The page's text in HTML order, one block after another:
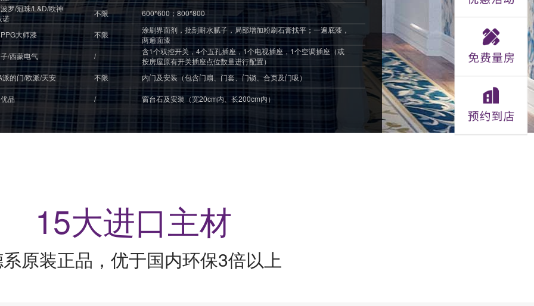
罗/冠珠/L&D/欧神
诺
不限 600*600；800*800
大师漆 不限
涂刷界面剂，批刮耐水腻子，局部增加粉刷石膏找平；一遍底漆，
两遍面漆
/西蒙电气
/
含1个双控开关，4个五孔插座，1个电视插座，1个空调插座（或
按房屋原有开关插座点位数量进行配置）
派的门/欧派/天安
不限 内门及安装（包含门扇、门套、门锁、合页及门吸）
品 / 窗台石及安装（宽20cm内、长200cm内）
15大进口主材
原装正品，优于国内环保3倍以上